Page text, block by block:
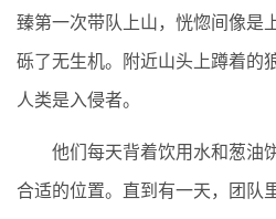
臻第一次带队上山，恍惚间像是
砾了无生机。附近山头上蹲着的
人类是入侵者。
他们每天背着饮用水和葱油
合适的位置。直到有一天，团队